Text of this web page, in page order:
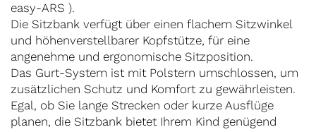
easy-ARS ).
Die Sitzbank verfügt über einen flachem Sitzwinkel
und höhenverstellbarer Kopfstütze, für eine
angenehme und ergonomische Sitzposition.
Das Gurt-System ist mit Polstern umschlossen, um
zusätzlichen Schutz und Komfort zu gewährleisten.
Egal, ob Sie lange Strecken oder kurze Ausflüge
planen, die Sitzbank bietet Ihrem Kind genügend